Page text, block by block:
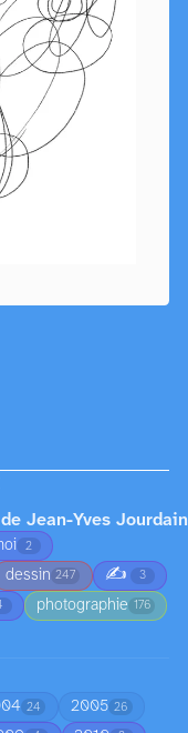
Jean-Yves Jourdain
2
dessin 247 ✍️ 3
photographie 176
24 2005 26